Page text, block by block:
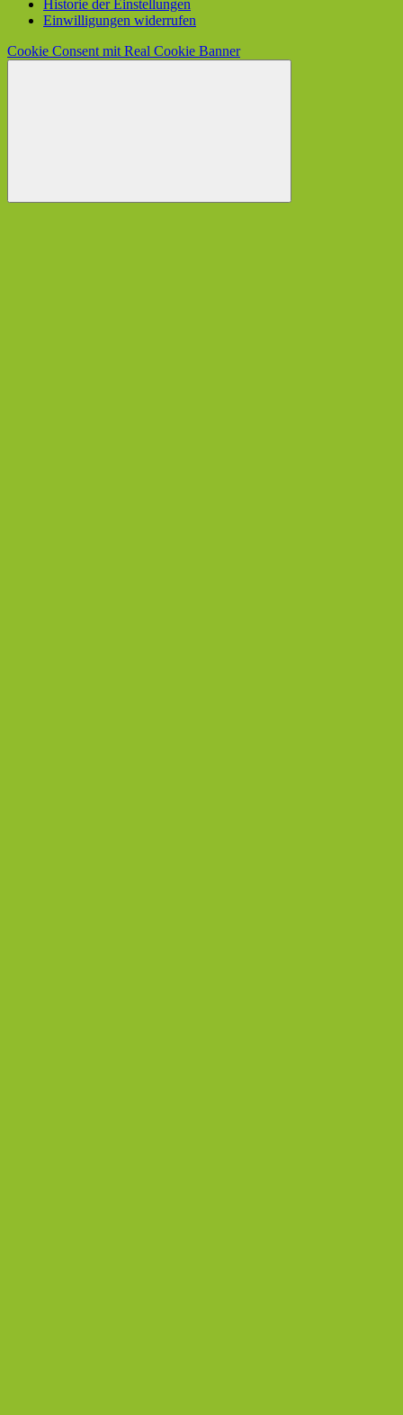
Historie der Einstellungen
Einwilligungen widerrufen
Cookie Consent mit Real Cookie Banner